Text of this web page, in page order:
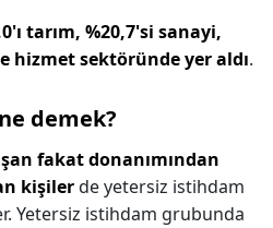
tarım, %20,7'si sanayi,
hizmet sektöründe yer aldı.
demek?
fakat donanımından
kişilerde yetersiz istihdam
Yetersiz istihdam grubunda